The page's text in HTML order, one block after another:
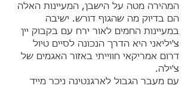
המהירה מטה על הישבן, המעיינות האלה
הם בדיוק מה שהגוף דורש. ישיבה
במעיינות החמים לאור ירח עם בקבוק יין
צ'יליאני היא הדרך הנכונה לסיים טיול
דרום אמריקאי חווייתי באזור האגמים של
צ'ילה.
עם מעבר הגבול לארגנטינה ניכר מייד